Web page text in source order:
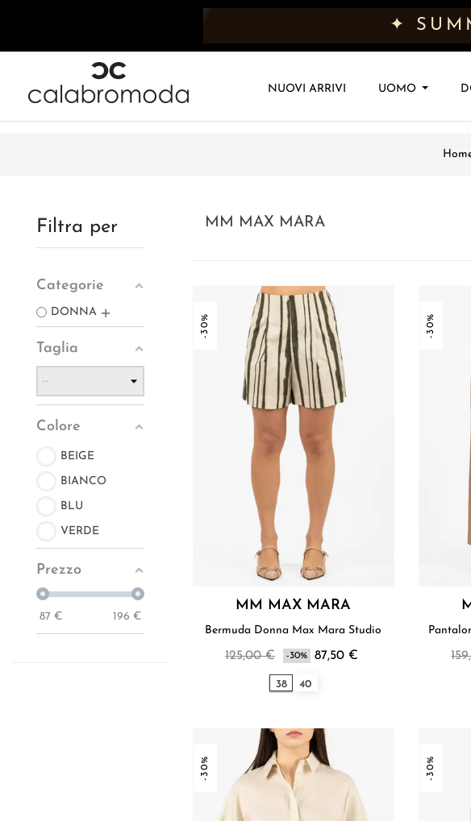
✦
NUOVI ARRIVI UOMO
Filtra per
Categorie
DONNA
Taglia
Colore
BEIGE
BIANCO
BLU
VERDE
Prezzo
87 € 196 €
MM MAX MARA
-30%
MM MAX MARA
Bermuda Donna Max Mara Studio
125,00 € -30% 87,50 €
38 40
-30%
-30% -30%